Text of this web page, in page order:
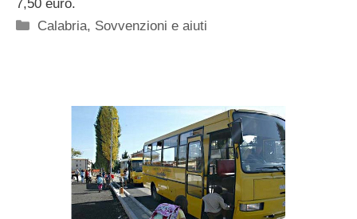
7,50 euro.
Categorie
Calabria, Sovvenzioni e aiuti